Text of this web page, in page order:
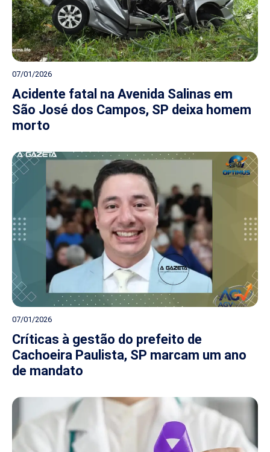
07/01/2026
Acidente fatal na Avenida Salinas em
São José dos Campos, SP deixa homem
morto
07/01/2026
Críticas à gestão do prefeito de
Cachoeira Paulista, SP marcam um ano
de mandato